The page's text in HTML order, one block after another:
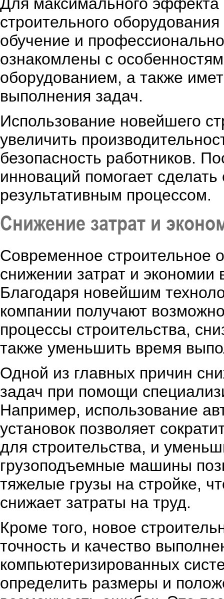
строительного
обучение и
ознакомлены с
оборудованием, а также
выполнения задач.
Использование новейшего
увеличить
безопасность работников.
инноваций помогает
результативным процессом.
Снижение затрат и
Современное строительное
снижении затрат и экономии
Благодаря новейшим
компании получают
процессы строительства,
также уменьшить время
Одной из главных причин
задач при помощи
Например, использование
установок позволяет
для строительства, и
грузоподъемные машины
тяжелые грузы на стройке,
снижает затраты на труд.
Кроме того, новое
точность и качество
компьютеризированных
определить размеры и